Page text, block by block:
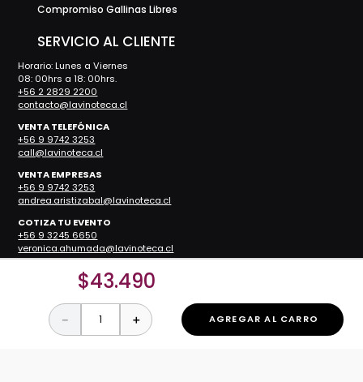
$43.490
＋
－ AGREGAR AL CARRO
Compromiso Gallinas Libres
SERVICIO AL CLIENTE
Horario: Lunes a Viernes
08: 00hrs a 18: 00hrs.
+56 2 2829 2200
contacto@lavinoteca.cl
VENTA TELEFÓNICA
+56 9 9742 3253
call@lavinoteca.cl
VENTA EMPRESAS
+56 9 9742 3253
andrea.aristizabal@lavinoteca.cl
COTIZA TU EVENTO
+56 9 3245 6650
veronica.ahumada@lavinoteca.cl
RESTAURANTES
Reservas
Teléfono: +56 2 2829 2200